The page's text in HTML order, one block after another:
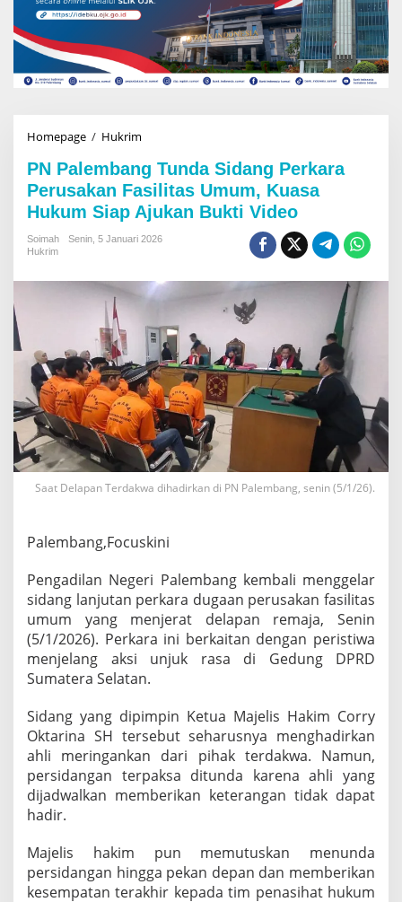
Homepage / Hukrim
P
a
l
e
m
n
g
u
n
d
a
S
i
a
n
g
P
k
a
P
e
r
a
a
n
F
s
i
s
U
PN Palembang Tunda Sidang Perkara
Perusakan Fasilitas Umum, Kuasa
Hukum Siap Ajukan Bukti Video
Soimah
Senin, 5 Januari 2026
Hukrim
Saat Delapan Terdakwa dihadirkan di PN Palembang, senin (5/1/26).
Palembang,Focuskini
Pengadilan Negeri Palembang kembali menggelar
sidang lanjutan perkara dugaan perusakan fasilitas
umum yang menjerat delapan remaja, Senin
(5/1/2026). Perkara ini berkaitan dengan peristiwa
menjelang aksi unjuk rasa di Gedung DPRD
Sumatera Selatan.
Sidang yang dipimpin Ketua Majelis Hakim Corry
Oktarina SH tersebut seharusnya menghadirkan
ahli meringankan dari pihak terdakwa. Namun,
persidangan terpaksa ditunda karena ahli yang
dijadwalkan memberikan keterangan tidak dapat
hadir.
Majelis hakim pun memutuskan menunda
persidangan hingga pekan depan dan memberikan
kesempatan terakhir kepada tim penasihat hukum